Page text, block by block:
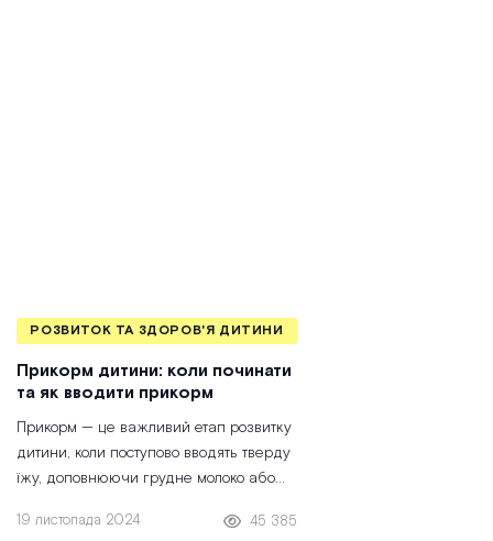
РОЗВИТОК ТА ЗДОРОВ'Я ДИТИНИ
Прикорм дитини: коли починати
та як вводити прикорм
Прикорм — це важливий етап розвитку
дитини, коли поступово вводять тверду
їжу, доповнюючи грудне молоко або
задоволення харчових потреб. Цей
19 листопада 2024 45 385